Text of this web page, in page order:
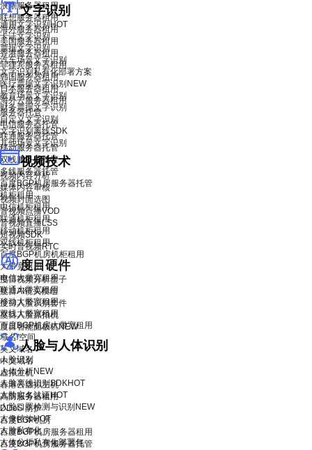
文字识别
通用文字识别 HOT
卡证文字识别
票据文字识别
汽车场景文字识别
文字识别私有化部署方案
医疗票据文字识别 NEW
教育场景文字识别
财务票据文字识别
自定义文字识别
文字识别离线SDK
其他场景文字识别
视频技术
视频内容分析
媒体内容审核
视频封面选图
音视频点播VOD
音视频直播LSS
短视频SDK
实时音视频RTC
度目硬件
度目视频分析盒子
度目AI镜头模组
度目人脸识别套件
度目人脸抓拍机
度目智能面板机NEW
人脸与人体识别
人脸识别
人体分析NEW
人脸离线识别SDKHOT
人脸实名认证HOT
人脸口罩检测与识别 NEW
人像特效HOT
人脸私有化
人体分析私有化部署包
浪潮服务器租用
联想服务器租用
海外服务器租用
美国服务器租用
香港服务器租用
菲律宾服务器租用
韩国服务器租用
日本服务器租用
海外云服务器租用
服务器托管
电信服务器托管
联通服务器托管
移动服务器托管
双线服务器托管
多线服务器托管
百度BGP机房服务器托管
机柜租用
电信机柜租用
联通机柜租用
移动机柜租用
双线机柜租用
百度BGP机房机柜租用
大带宽租用
电信大带宽租用
联通大带宽租用
移动大带宽租用
双线大带宽租用
百度BGP机房大带宽租用
域名/空间
英文域名
中文域名
虚拟主机
香港云虚拟主机
高防服务器租用
DDoS 防护
百度BGP机房
百度BGP机房服务器租用
百度BGP机房服务器托管